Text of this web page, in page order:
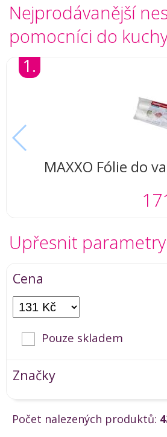
Nejprodávanější
pomocníci do
1.
MAXXO Fólie do
Upřesnit parametry
Cena
Pouze skladem
Značky
Počet nalezených produktů: